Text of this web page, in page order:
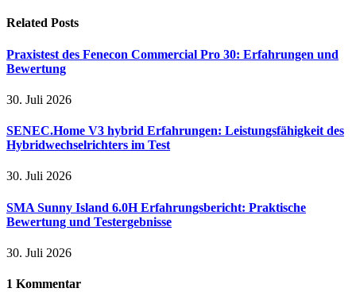
Related Posts
Praxistest des Fenecon Commercial Pro 30: Erfahrungen und
Bewertung
30. Juli 2026
SENEC.Home V3 hybrid Erfahrungen: Leistungsfähigkeit des
Hybridwechselrichters im Test
30. Juli 2026
SMA Sunny Island 6.0H Erfahrungsbericht: Praktische
Bewertung und Testergebnisse
30. Juli 2026
1 Kommentar